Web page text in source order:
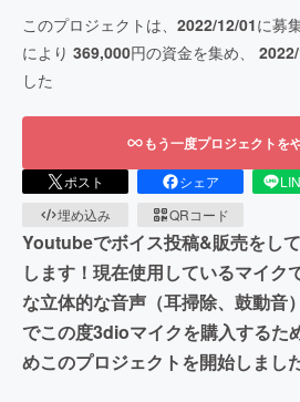
このプロジェクトは、 2022/12/01に募
により 369,000円の資金を集め、
した
もう一度プロジェクトを
ポスト シェア
埋め込み
QRコード
Youtubeでボイス投稿&販売をし
します！現在使用しているマイク
な立体的な音声（耳掃除、鼓動音
でこの度3dioマイクを購入するた
めこのプロジェクトを開始しまし